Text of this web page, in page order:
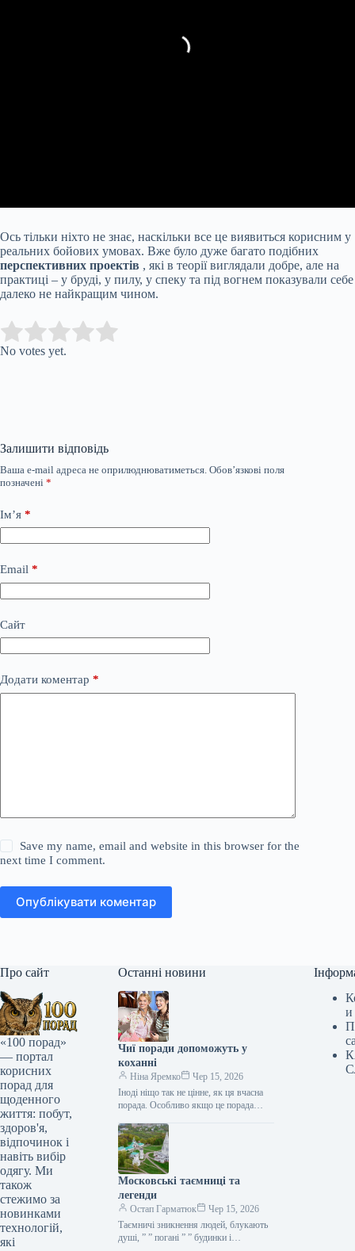
Ось тільки ніхто не знає, наскільки все це виявиться корисним у
реальних бойових умовах. Вже було дуже багато подібних
перспективних проектів , які в теорії виглядали добре, але на
практиці – у бруді, у пилу, у спеку та під вогнем показували себе
далеко не найкращим чином.
Rate this item:
No votes yet.
Залишити відповідь
Ваша e-mail адреса не оприлюднюватиметься. Обов’язкові поля
позначені *
Ім’я *
Email *
Сайт
Додати коментар *
Save my name, email and website in this browser for the
next time I comment.
Опублікувати коментар
Про сайт
«100 порад»
— портал
корисних
порад для
щоденного
життя: побут,
здоров'я,
відпочинок і
навіть вибір
одягу. Ми
також
стежимо за
новинками
технологій,
які
Останні новини
Чиї поради допоможуть у
коханні
Ніна Яремко
Чер 15, 2026
Іноді ніщо так не цінне, як ця вчасна
порада. Особливо якщо це порада
косметолога, тренера, стиліста…
Московські таємниці та
легенди
Остап Гарматюк
Чер 15, 2026
Таємничі зникнення людей, блукають
душі, ” ” погані ” ” будинки і
и